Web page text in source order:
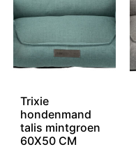
Trixie
hondenmand
talis mintgroen
60X50 CM